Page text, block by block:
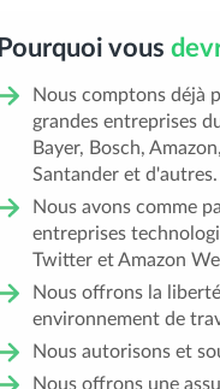
Pourquoi vous
Nous comptons déjà
grandes entreprises
Bayer, Bosch,
Santander et d'autres.
Nous avons comme
entreprises
Twitter et Amazon
Nous offrons la
environnement de
Nous autorisons et
Nous offrons une